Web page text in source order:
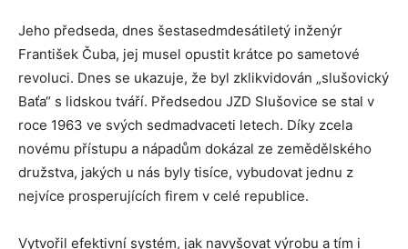
Jeho předseda, dnes šestasedmdesátiletý inženýr
František Čuba, jej musel opustit krátce po sametové
revoluci. Dnes se ukazuje, že byl zklikvidován „slušovický
Baťa“ s lidskou tváří. Předsedou JZD Slušovice se stal v
roce 1963 ve svých sedmadvaceti letech. Díky zcela
novému přístupu a nápadům dokázal ze zemědělského
družstva, jakých u nás byly tisíce, vybudovat jednu z
nejvíce prosperujících firem v celé republice.
Vytvořil efektivní systém, jak navyšovat výrobu a tím i